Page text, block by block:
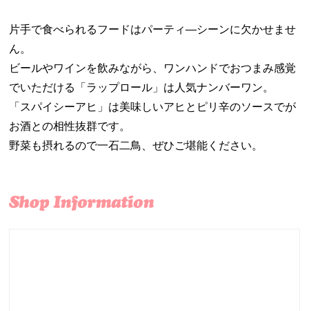
片手で食べられるフードはパーティ―シーンに欠かせませ
ん。
ビールやワインを飲みながら、ワンハンドでおつまみ感覚
でいただける「ラップロール」は人気ナンバーワン。
「スパイシーアヒ」は美味しいアヒとピリ辛のソースでが
お酒との相性抜群です。
野菜も摂れるので一石二鳥、ぜひご堪能ください。